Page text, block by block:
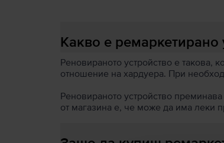
Какво е ремаркетирано
Реновираното устройство е такова,
отношение на хардуера. При
Реновираното устройство
от магазина е, че може да има леки